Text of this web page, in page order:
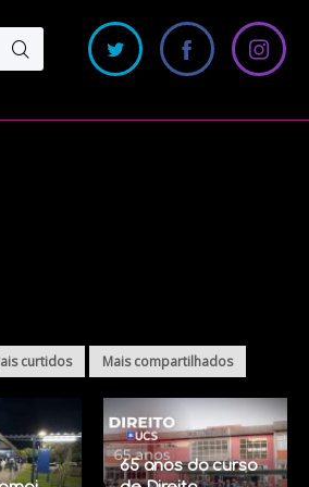
curtidos Mais compartilhados
65 anos do curso